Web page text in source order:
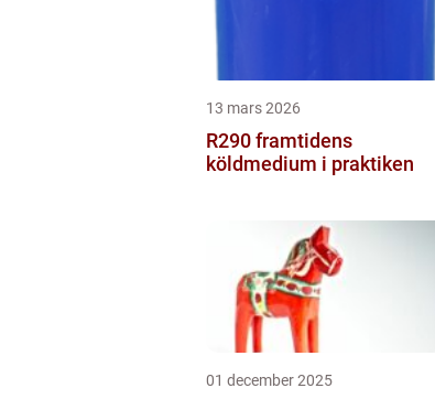
13 mars 2026
R290 framtidens
köldmedium i praktiken
01 december 2025